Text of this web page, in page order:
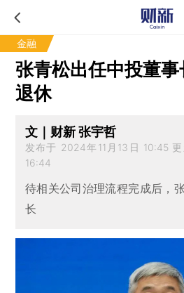
金融
张青松出任中投董
退休
文｜财新 张宇哲
发布于 2024年11月13日 10:45
16:44
待相关公司治理流程完成后，
长